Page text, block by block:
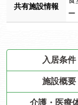
共有施設情報
ー
入居条件
施設概要
介護・医療